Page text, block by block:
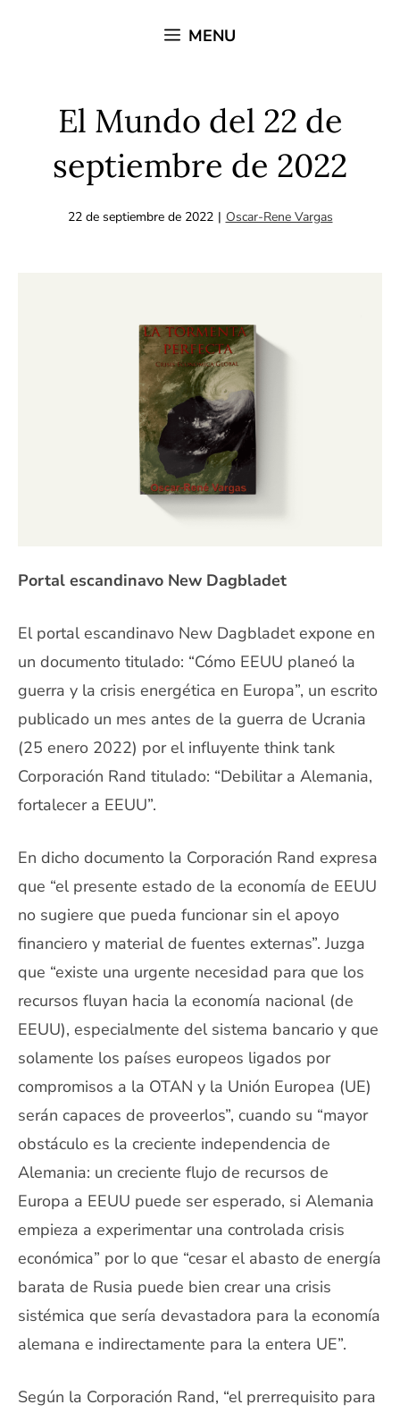
MENU
El Mundo del 22 de
septiembre de 2022
22 de septiembre de 2022 | Oscar-Rene Vargas
Portal escandinavo New Dagbladet
El portal escandinavo New Dagbladet expone en
un documento titulado: “Cómo EEUU planeó la
guerra y la crisis energética en Europa”, un escrito
publicado un mes antes de la guerra de Ucrania
(25 enero 2022) por el influyente think tank
Corporación Rand titulado: “Debilitar a Alemania,
fortalecer a EEUU”.
En dicho documento la Corporación Rand expresa
que “el presente estado de la economía de EEUU
no sugiere que pueda funcionar sin el apoyo
financiero y material de fuentes externas”. Juzga
que “existe una urgente necesidad para que los
recursos fluyan hacia la economía nacional (de
EEUU), especialmente del sistema bancario y que
solamente los países europeos ligados por
compromisos a la OTAN y la Unión Europea (UE)
serán capaces de proveerlos”, cuando su “mayor
obstáculo es la creciente independencia de
Alemania: un creciente flujo de recursos de
Europa a EEUU puede ser esperado, si Alemania
empieza a experimentar una controlada crisis
económica” por lo que “cesar el abasto de energía
barata de Rusia puede bien crear una crisis
sistémica que sería devastadora para la economía
alemana e indirectamente para la entera UE”.
Según la Corporación Rand, “el prerrequisito para